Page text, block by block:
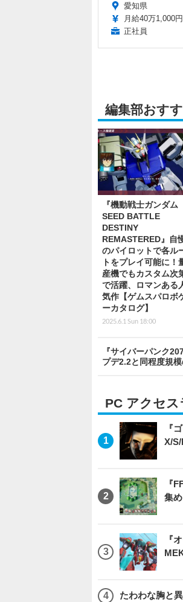
愛知県
月給40万1,000
正社員
編集部おす
『機動戦士ガンダム
SEED BATTLE
DESTINY
REMASTERED』自
のパイロットで各ル
トをプレイ可能に！
産機でもカスタム次
で活躍、ロマンある
気作【ゲムスパロボ
ーカタログ】
2025.6.1 Sun 18:00
『サイバーパンク
プデ2.2と同程度規
PC アクセ
『
X/
『
集
『
たわわな胸と